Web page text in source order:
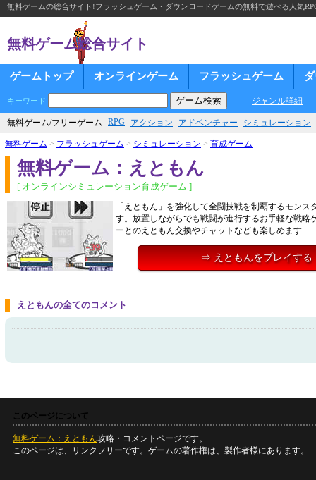
無料ゲームの総合サイト!フラッシュゲーム・ダウンロードゲームの無料で遊べる人気
無料ゲーム総合サイト
ゲームトップ オンラインゲーム フラッシュゲーム
キーワード ジャンル詳細
無料ゲーム/フリーゲーム RPG アクション アドベンチャー シミュレーション
無料ゲーム > フラッシュゲーム > シミュレーション > 育成ゲーム
無料ゲーム：えともん
[ オンラインシミュレーション育成ゲーム ]
「えともん」を強化して全闘技戦を制覇するモンス
す。放置しながらでも戦闘が進行するお手軽な戦略
ーとのえともん交換やチャットなども楽しめます
⇒ えともんをプレイする
えともんの全てのコメント
このページについて
無料ゲーム：えともん攻略・コメントページです。
このページは、リンクフリーです。ゲームの著作権は、製作者様にあります。